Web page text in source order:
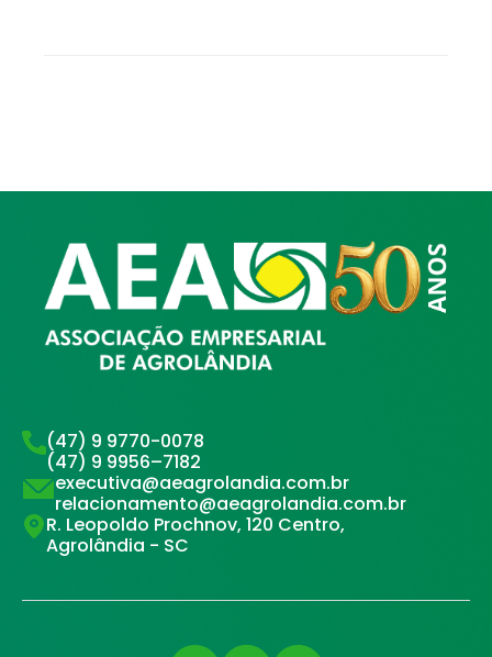
(47) 9 9770-0078
(47) 9 9956–7182
executiva@aeagrolandia.com.br
relacionamento@aeagrolandia.com.br
R. Leopoldo Prochnov, 120 Centro,
Agrolândia - SC